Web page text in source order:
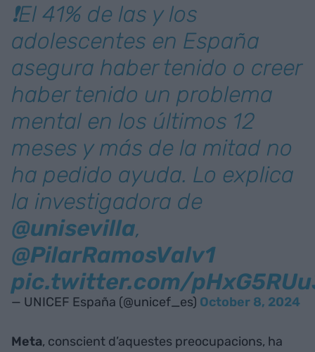
❗El 41% de las y los
adolescentes en España
asegura haber tenido o creer
haber tenido un problema
mental en los últimos 12
meses y más de la mitad no
ha pedido ayuda. Lo explica
la investigadora de
@unisevilla,
@PilarRamosValv1
pic.twitter.com/
— UNICEF España (@unicef_es) October 8, 2024
Meta, conscient d’aquestes preocupacions, ha